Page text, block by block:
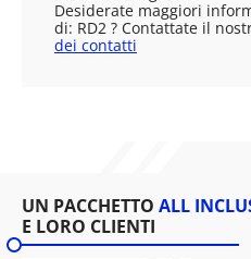
Desiderate maggiori
di: RD2 ? Contattate il
dei contatti
UN PACCHETTO ALL
E LORO CLIENTI